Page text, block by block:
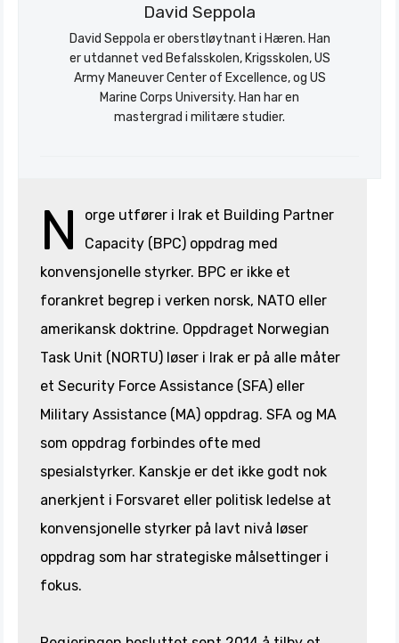
David Seppola
David Seppola er oberstløytnant i Hæren. Han
er utdannet ved Befalsskolen, Krigsskolen, US
Army Maneuver Center of Excellence, og US
Marine Corps University. Han har en
mastergrad i militære studier.
N
orge utfører i Irak et Building Partner
Capacity (BPC) oppdrag med
konvensjonelle styrker. BPC er ikke et
forankret begrep i verken norsk, NATO eller
amerikansk doktrine. Oppdraget Norwegian
Task Unit (NORTU) løser i Irak er på alle måter
et Security Force Assistance (SFA) eller
Military Assistance (MA) oppdrag. SFA og MA
som oppdrag forbindes ofte med
spesialstyrker. Kanskje er det ikke godt nok
anerkjent i Forsvaret eller politisk ledelse at
konvensjonelle styrker på lavt nivå løser
oppdrag som har strategiske målsettinger i
fokus.